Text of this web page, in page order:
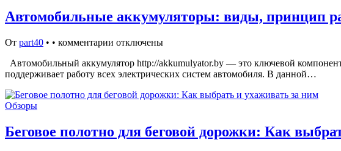
Автомобильные аккумуляторы: виды, принцип
От part40 • • комментарии отключены
Автомобильный аккумулятор http://akkumulyator.by — это ключевой
поддерживает работу всех электрических систем автомобиля. В данной…
Обзоры
Беговое полотно для беговой дорожки: Как